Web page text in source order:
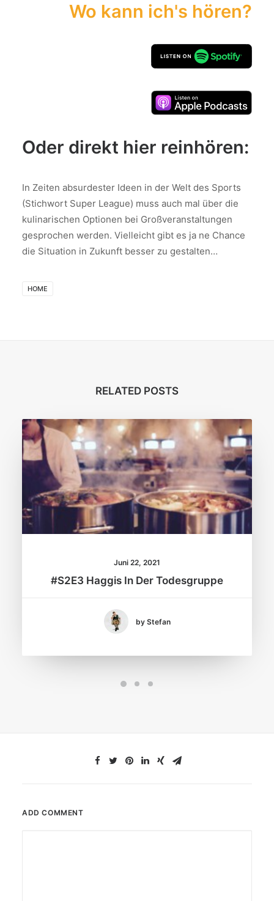
Wo kann ich's hören?
Oder direkt hier reinhören:
In Zeiten absurdester Ideen in der Welt des Sports
(Stichwort Super League) muss auch mal über die
kulinarischen Optionen bei Großveranstaltungen
gesprochen werden. Vielleicht gibt es ja ne Chance
die Situation in Zukunft besser zu gestalten…
HOME
RELATED POSTS
Juni 22, 2021
#S2E3 Haggis In Der Todesgruppe
by Stefan
ADD COMMENT